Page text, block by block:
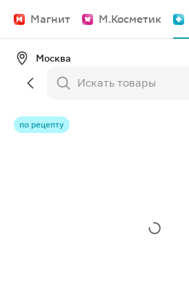
Магнит М.Косметик
Москва
по рецепту